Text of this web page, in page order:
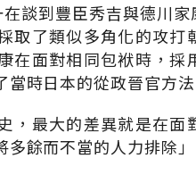
談到豐臣秀吉與德川
取了類似多角化的攻
在面對相同包袱時，
時日本的從政晉官方
，最大的差異就是在
餘而不當的人力排除」